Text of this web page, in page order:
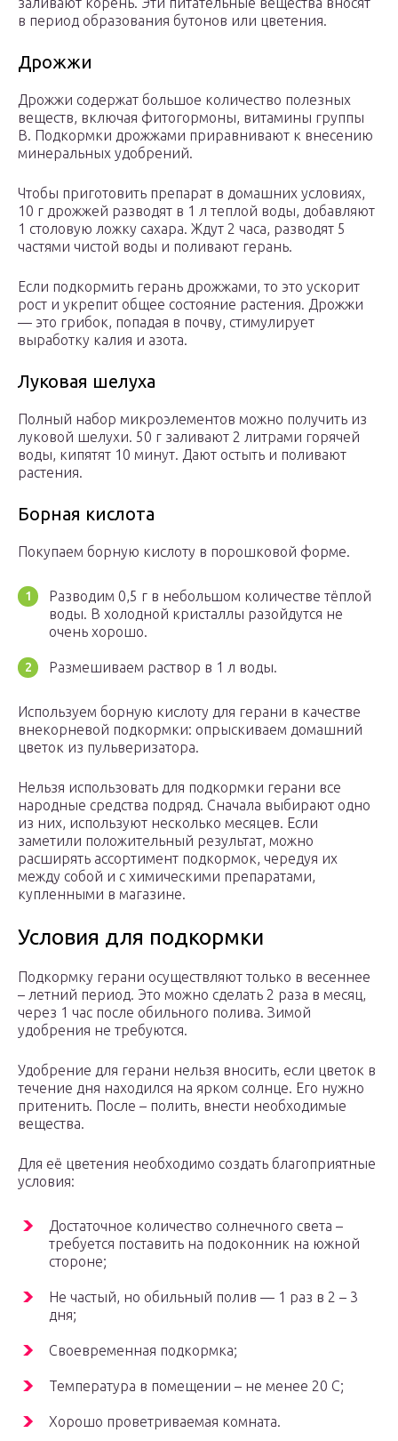
в период образования бутонов или цветения.
Дрожжи
Дрожжи содержат большое количество полезных
веществ, включая фитогормоны, витамины группы
B. Подкормки дрожжами приравнивают к внесению
минеральных удобрений.
Чтобы приготовить препарат в домашних условиях,
10 г дрожжей разводят в 1 л теплой воды, добавляют
1 столовую ложку сахара. Ждут 2 часа, разводят 5
частями чистой воды и поливают герань.
Если подкормить герань дрожжами, то это ускорит
рост и укрепит общее состояние растения. Дрожжи
— это грибок, попадая в почву, стимулирует
выработку калия и азота.
Луковая шелуха
Полный набор микроэлементов можно получить из
луковой шелухи. 50 г заливают 2 литрами горячей
воды, кипятят 10 минут. Дают остыть и поливают
растения.
Борная кислота
Покупаем борную кислоту в порошковой форме.
Разводим 0,5 г в небольшом количестве тёплой
воды. В холодной кристаллы разойдутся не
очень хорошо.
Размешиваем раствор в 1 л воды.
Используем борную кислоту для герани в качестве
внекорневой подкормки: опрыскиваем домашний
цветок из пульверизатора.
Нельзя использовать для подкормки герани все
народные средства подряд. Сначала выбирают одно
из них, используют несколько месяцев. Если
заметили положительный результат, можно
расширять ассортимент подкормок, чередуя их
между собой и с химическими препаратами,
купленными в магазине.
Условия для подкормки
Подкормку герани осуществляют только в весеннее
– летний период. Это можно сделать 2 раза в месяц,
через 1 час после обильного полива. Зимой
удобрения не требуются.
Удобрение для герани нельзя вносить, если цветок в
течение дня находился на ярком солнце. Его нужно
притенить. После – полить, внести необходимые
вещества.
Для её цветения необходимо создать благоприятные
условия:
Достаточное количество солнечного света –
требуется поставить на подоконник на южной
стороне;
Не частый, но обильный полив — 1 раз в 2 – 3
дня;
Своевременная подкормка;
Температура в помещении – не менее 20 С;
Хорошо проветриваемая комната.